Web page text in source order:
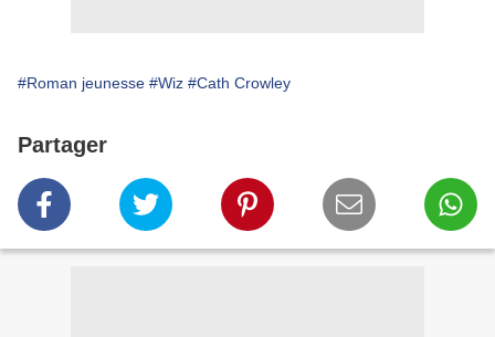
#Roman jeunesse #Wiz #Cath Crowley
Partager